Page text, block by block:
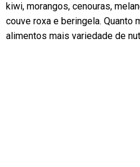
kiwi, morangos, cenouras,
couve roxa e beringela. Quanto
alimentos mais variedade de